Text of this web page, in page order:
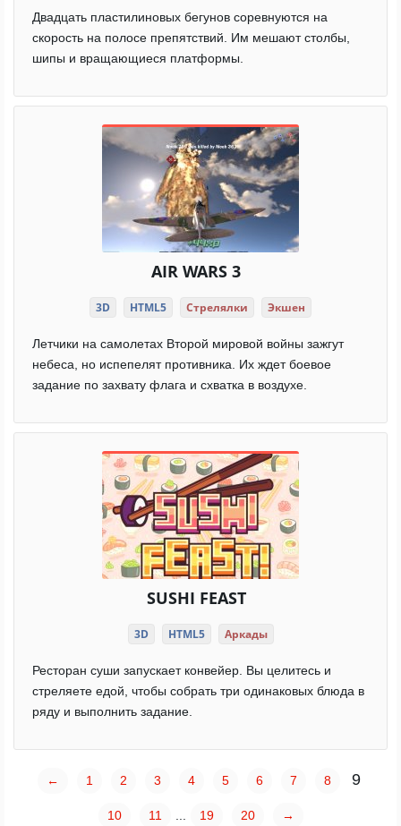
Двадцать пластилиновых бегунов соревнуются на
скорость на полосе препятствий. Им мешают столбы,
шипы и вращающиеся платформы.
AIR WARS 3
3D HTML5 Стрелялки Экшен
Летчики на самолетах Второй мировой войны зажгут
небеса, но испепелят противника. Их ждет боевое
задание по захвату флага и схватка в воздухе.
SUSHI FEAST
3D HTML5 Аркады
Ресторан суши запускает конвейер. Вы целитесь и
стреляете едой, чтобы собрать три одинаковых блюда в
ряду и выполнить задание.
← 1 2 3 4 5 6 7 8 9
10 11 19 20 →